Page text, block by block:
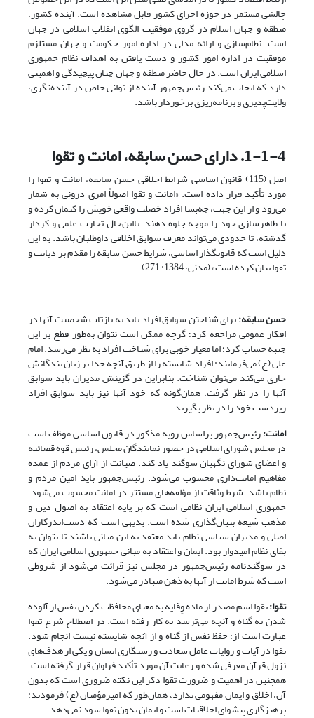
چالشی مستمر در حوزه اجرای کشور قابل مشاهده است. آینده کشور،
منطقه و جهان اسلام در گروی موفقیت الگوی انقلاب اسلامی در جهان
است. نظام‌سازی و ارائه مدلی در اداره امور حکومت و جهان مستلزم
موفقیت در اداره امور کشور و دست یافتن به اهداف نظام جمهوری
اسلامی ایران است. در حال حاضر منطقه و جهان چنان پیچیدگی و اهمیتی
دارد که ایجاب می‌کند رئیس‌جمهور آینده از توانی خاص در آینده‌نگری،
ولایت‌پذیری و برنامه‌ریزی برخوردار باشد.
1-1-4. دارای حسن سابقه، امانت و تقوا
اصل (115) قانون اساسی شرایط اخلاقی حسن سابقه، امانت و تقوا را
مورد تأکید قرار داده است. «امانت و تقوا اصولاً امری درونی به شمار
می‌رود و از این جهت، چه‌بسا افراد خصلت واقعی خویش را کتمان کرده و
با ظاهرسازی خود را موجه جلوه دهند. با‌این‌حال تجارب علمی و کردار
گذشته، تا حدودی می‌تواند معرف سوابق اخلاقی داوطلبان باشد. به این
دلیل است که قانونگذار اساسی، شرایط حسن سابقه را مقدم بر دیانت و
تقوا بیان کرده است» (مدنی، 1384: 271).
حسن سابقه:براى شناختن سوابق افراد باید به بازتاب شخصیت‌ آنها در
افکار عمومى مراجعه کرد؛ گرچه ممکن است نتوان به‌طور قطع بر این
جنبه حساب کرد؛ اما معیار خوبى براى شناخت افراد به نظر می‌رسد. امام
علی (ع) مى‌فرمایند: افراد شایسته را از طریق آنچه خدا بر زبان بندگانش
جارى مى‌‌کند مى‌توان شناخت. بنابراین در گزینش مدیران باید سوابق
آنها را در نظر گرفت، همان‌گونه که خود آنها نیز باید سوابق افراد
زیردست خود را در نظر بگیرند.
امانت:رئیس‌جمهور براساس رویه مذکور در قانون اساسی موظف است
در مجلس شورای اسلامی در حضور نمایندگان مجلس، رئیس قوه قضائیه
و اعضای شورای نگهبان سوگند یاد کند. صیانت از آرای مردم از عمده
مفاهیم امانت‌داری محسوب می‌شود. رئیس‌جمهور باید امین مردم و
نظام باشد. شرط وثاقت از مؤلفه‌های مستتر در امانت محسوب می‌شود.
جمهوری اسلامی ایران نظامی است که بر پایه اعتقاد به اصول دین و
مذهب شیعه بنیان‌گذاری شده است. بدیهی است که دست‌اندرکاران
اصلی و مدیران سیاسی نظام باید معتقد به این مبانی باشند تا بتوان به
بقای نظام امیدوار بود. ایمان و اعتقاد به مبانی جمهوری اسلامی ایران که
در سوگندنامه رئیس‌جمهور در مجلس نیز قرائت می‌شود از شروطی
است که شرط امانت از آنها به ذهن متبادر می‌شود.
تقوا:تقوا اسم مصدر از ماده وِقایه به معنای محافظت کردن نفس از آلوده
شدن به گناه و آنچه می‌ترسد به کار رفته است. در اصطلاح شرع تقوا
عبارت است از: حفظ نفس از گناه و از آنچه شایسته نیست انجام شود.
تقوا در آیات و روایات عامل سعادت و رستگاری انسان و یکی از هدف‌های
نزول قرآنمعرفی شده و رعایت آن مورد تأکید فراوان قرار گرفته است‌.
همچنین در اهمیت و ضرورت تقوا ذکر این نکته ضروری است که بدون
آن، اخلاق و ایمان مفهومی ندارد، همان‌‌طور که امیرمؤمنان (ع) فرمودند:
پرهیزگاری پیشوای اخلاقیات است و ایمان بدون تقوا سود نمی‌دهد.